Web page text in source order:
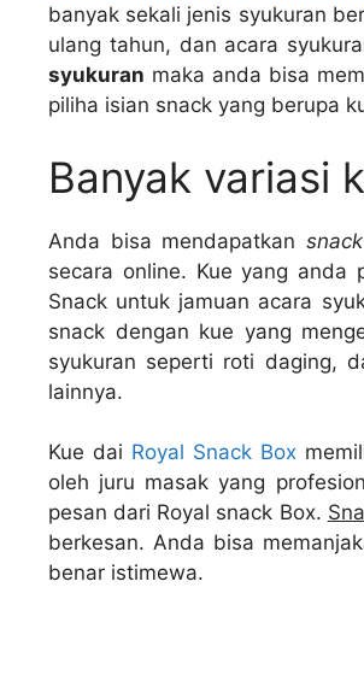
banyak sekali jenis syukuran
ulang tahun, dan acara
syukuran maka anda bisa
piliha isian snack yang berupa
Banyak variasi
Anda bisa mendapatkan
secara online. Kue yang
Snack untuk jamuan acara
snack dengan kue yang
syukuran seperti roti daging,
lainnya.
Kue dai Royal Snack Box
oleh juru masak yang
pesan dari Royal snack Box.
berkesan. Anda bisa
benar istimewa.